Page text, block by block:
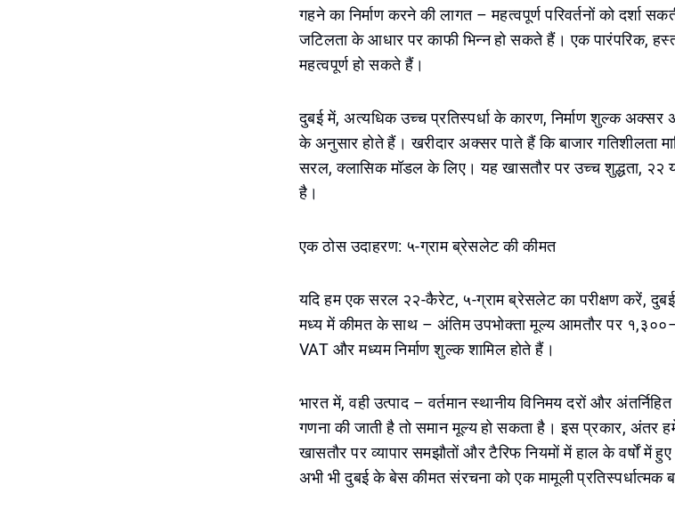
गहने का निर्माण करने की लागत – महत्वपूर्ण परिवर्तनों को दर्शा
जटिलता के आधार पर काफी भिन्न हो सकते हैं। एक पारंपरिक,
महत्वपूर्ण हो सकते हैं।
दुबई में, अत्यधिक उच्च प्रतिस्पर्धा के कारण, निर्माण शुल्क अक्सर
के अनुसार होते हैं। खरीदार अक्सर पाते हैं कि बाजार गतिशीलता
सरल, क्लासिक मॉडल के लिए। यह खासतौर पर उच्च शुद्धता, २२
है।
एक ठोस उदाहरण: ५-ग्राम ब्रेसलेट की कीमत
यदि हम एक सरल २२-कैरेट, ५-ग्राम ब्रेसलेट का परीक्षण करें,
मध्य में कीमत के साथ – अंतिम उपभोक्ता मूल्य आमतौर पर
VAT और मध्यम निर्माण शुल्क शामिल होते हैं।
भारत में, वही उत्पाद – वर्तमान स्थानीय विनिमय दरों और
गणना की जाती है तो समान मूल्य हो सकता है। इस प्रकार, अंतर
खासतौर पर व्यापार समझौतों और टैरिफ नियमों में हाल के वर्षों में
अभी भी दुबई के बेस कीमत संरचना को एक मामूली